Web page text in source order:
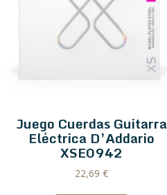
Juego Cuerdas Guitarra
Eléctrica D’Addario
XSE0942
22,69 €